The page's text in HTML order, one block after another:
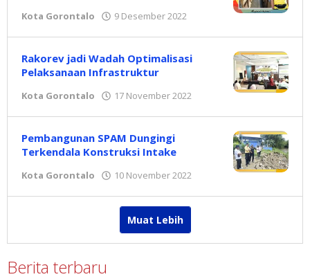
Kota Gorontalo 9 Desember 2022
Rakorev jadi Wadah Optimalisasi
Pelaksanaan Infrastruktur
Kota Gorontalo 17 November 2022
Pembangunan SPAM Dungingi
Terkendala Konstruksi Intake
Kota Gorontalo 10 November 2022
Muat Lebih
Berita terbaru